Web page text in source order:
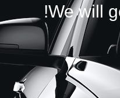
We will